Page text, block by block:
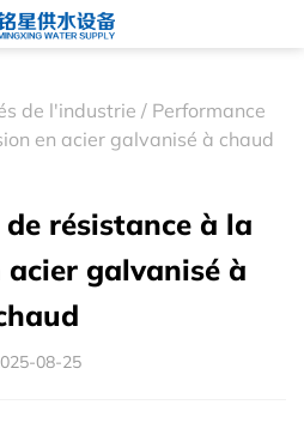
de l'industrie / Performance
en acier galvanisé à chaud
résistance à la
galvanisé à
08-25